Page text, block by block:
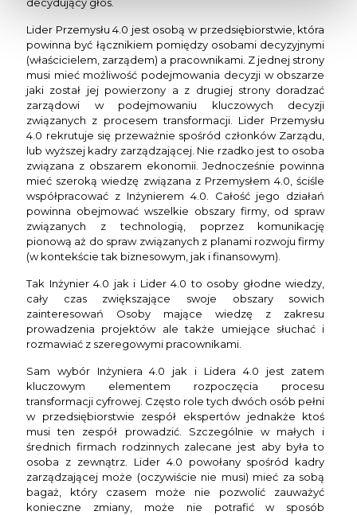
decydujący głos.
Lider Przemysłu 4.0 jest osobą w przedsiębiorstwie, która
powinna być łącznikiem pomiędzy osobami decyzyjnymi
(właścicielem, zarządem) a pracownikami. Z jednej strony
musi mieć możliwość podejmowania decyzji w obszarze
jaki został jej powierzony a z drugiej strony doradzać
zarządowi w podejmowaniu kluczowych decyzji
związanych z procesem transformacji. Lider Przemysłu
4.0 rekrutuje się przeważnie spośród członków Zarządu,
lub wyższej kadry zarządzającej. Nie rzadko jest to osoba
związana z obszarem ekonomii. Jednocześnie powinna
mieć szeroką wiedzę związana z Przemysłem 4.0, ściśle
współpracować z Inżynierem 4.0. Całość jego działań
powinna obejmować wszelkie obszary firmy, od spraw
związanych z technologią, poprzez komunikację
pionową aż do spraw związanych z planami rozwoju firmy
(w kontekście tak biznesowym, jak i finansowym).
Tak Inżynier 4.0 jak i Lider 4.0 to osoby głodne wiedzy,
cały czas zwiększające swoje obszary sowich
zainteresowań Osoby mające wiedzę z zakresu
prowadzenia projektów ale także umiejące słuchać i
rozmawiać z szeregowymi pracownikami.
Sam wybór Inżyniera 4.0 jak i Lidera 4.0 jest zatem
kluczowym elementem rozpoczęcia procesu
transformacji cyfrowej. Często role tych dwóch osób pełni
w przedsiębiorstwie zespół ekspertów jednakże ktoś
musi ten zespół prowadzić. Szczególnie w małych i
średnich firmach rodzinnych zalecane jest aby była to
osoba z zewnątrz. Lider 4.0 powołany spośród kadry
zarządzającej może (oczywiście nie musi) mieć za sobą
bagaż, który czasem może nie pozwolić zauważyć
konieczne zmiany, może nie potrafić w sposób